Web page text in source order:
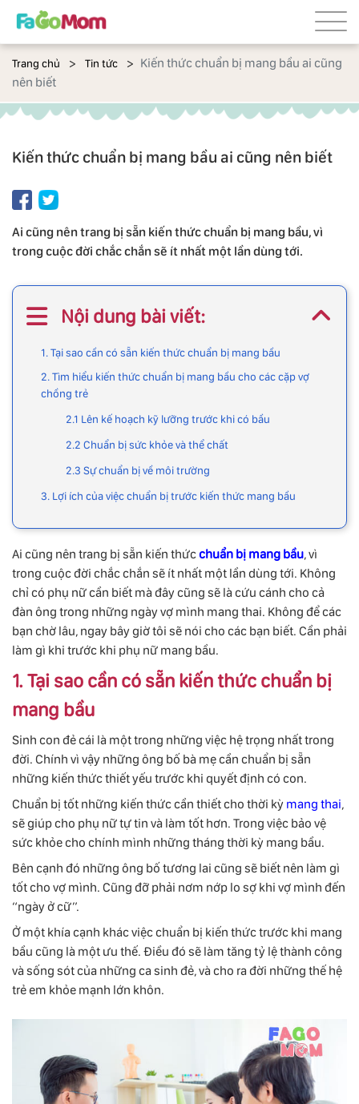
Trang chủ Tin tức
Kiến thức chuẩn bị mang bầu ai cũng
nên biết
Kiến thức chuẩn bị mang bầu ai cũng nên biết
Ai cũng nên trang bị sẵn kiến thức chuẩn bị mang bầu, vì
trong cuộc đời chắc chắn sẽ ít nhất một lần dùng tới.
Nội dung bài viết:
1. Tại sao cần có sẵn kiến thức chuẩn bị mang bầu
2. Tìm hiểu kiến thức chuẩn bị mang bầu cho các cặp vợ
chồng trẻ
2.1 Lên kế hoạch kỹ lưỡng trước khi có bầu
2.2 Chuẩn bị sức khỏe và thể chất
2.3 Sự chuẩn bị về môi trường
3. Lợi ích của việc chuẩn bị trước kiến thức mang bầu
Ai cũng nên trang bị sẵn kiến thứcchuẩn bị mang bầu, vì
trong cuộc đời chắc chắn sẽ ít nhất một lần dùng tới. Không
chỉ có phụ nữ cần biết mà đây cũng sẽ là cứu cánh cho cả
đàn ông trong những ngày vợ mình mang thai. Không để các
bạn chờ lâu, ngay bây giờ tôi sẽ nói cho các bạn biết. Cần phải
làm gì khi trước khi phụ nữ mang bầu.
1. Tại sao cần có sẵn kiến thức chuẩn bị
mang bầu
Sinh con đẻ cái là một trong những việc hệ trọng nhất trong
đời. Chính vì vậy những ông bố bà mẹ cần chuẩn bị sẵn
những kiến thức thiết yếu trước khi quyết định có con.
Chuẩn bị tốt những kiến thức cần thiết cho thời kỳ mang thai,
sẽ giúp cho phụ nữ tự tin và làm tốt hơn. Trong việc bảo vệ
sức khỏe cho chính mình những tháng thời kỳ mang bầu.
Bên cạnh đó những ông bố tương lai cũng sẽ biết nên làm gì
tốt cho vợ mình. Cũng đỡ phải nơm nớp lo sợ khi vợ mình đến
“ngày ở cữ”.
Ở một khía cạnh khác việc chuẩn bị kiến thức trước khi mang
bầu cũng là một ưu thế. Điều đó sẽ làm tăng tỷ lệ thành công
và sống sót của những ca sinh đẻ, và cho ra đời những thế hệ
trẻ em khỏe mạnh lớn khôn.